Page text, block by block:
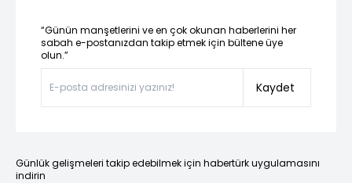
“Günün manşetlerini ve en çok okunan haberlerini her
sabah e-postanızdan takip etmek için bültene üye
olun.”
Kaydet
Günlük gelişmeleri takip edebilmek için habertürk uygulamasını
indirin